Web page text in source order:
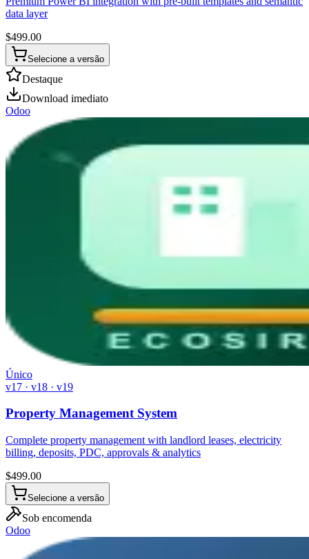
data layer
$499.00
Selecione a versão
Destaque
Download imediato
Odoo
Único
v17 · v18 · v19
Property Management System
Complete property management with landlord leases, electricity
billing, deposits, PDC, approvals & analytics
$499.00
Selecione a versão
Sob encomenda
Odoo